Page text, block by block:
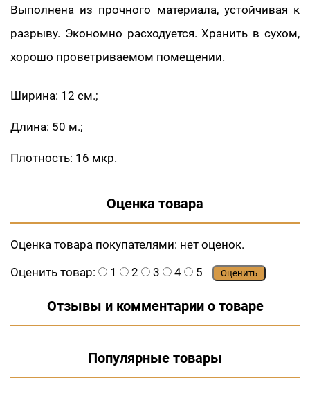
Выполнена из прочного материала, устойчивая к
разрыву. Экономно расходуется. Хранить в сухом,
хорошо проветриваемом помещении.
Ширина: 12 см.;
Длина: 50 м.;
Плотность: 16 мкр.
Оценка товара
Оценка товара покупателями: нет оценок.
Оценить товар:
1 2 3 4 5 Оценить
Отзывы и комментарии о товаре
Популярные товары